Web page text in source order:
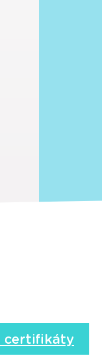
certifikáty